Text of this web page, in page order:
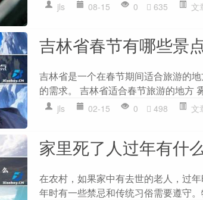
jls 08-15 0 635 文
吉林省春节有哪些景
吉林省是一个在春节期间适合旅游的
的需求。 吉林省适合春节旅游的地方
jls 02-15 0 498 文
家里死了人过年有什
在农村，如果家中有去世的老人，过
年时有一些禁忌和传统习俗需要遵守